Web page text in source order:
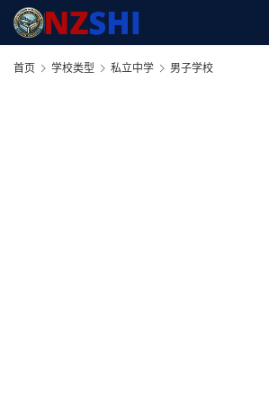
首页 学校类型 私立中学 男子学校